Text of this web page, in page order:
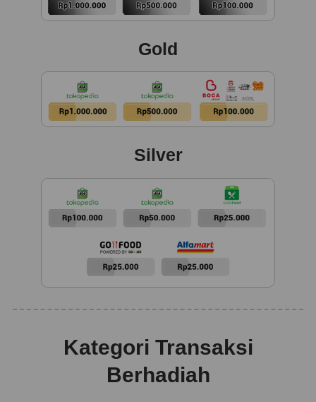
Gold
Silver
Kategori Transaksi
Berhadiah